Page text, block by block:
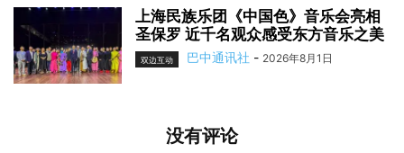
上海民族乐团《中国色》音乐会亮相
圣保罗 近千名观众感受东方音乐之美
双边互动 巴中通讯社 - 2026年8月1日
没有评论